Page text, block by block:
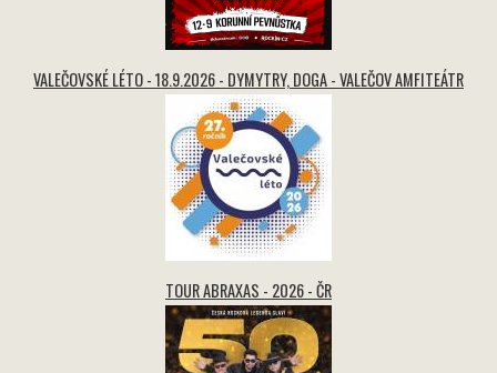
VALEČOVSKÉ LÉTO - 18.9.2026 - DYMYTRY, DOGA - VALEČOV AMFITEÁTR
TOUR ABRAXAS - 2026 - ČR